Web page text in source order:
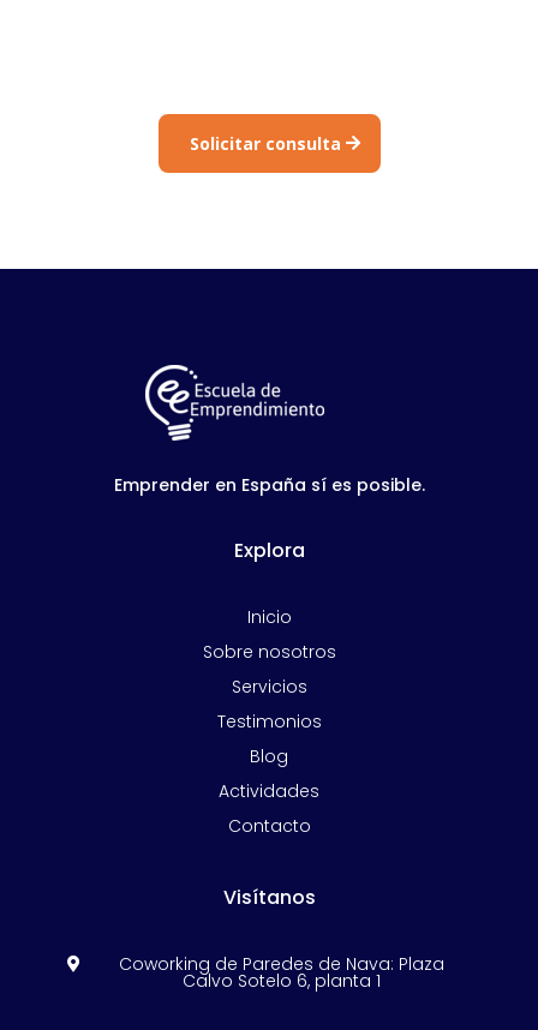
Solicitar consulta
Emprender en España sí es posible.
Explora
Inicio
Sobre nosotros
Servicios
Testimonios
Blog
Actividades
Contacto
Visítanos
 Coworking de Paredes de Nava: Plaza
Calvo Sotelo 6, planta 1